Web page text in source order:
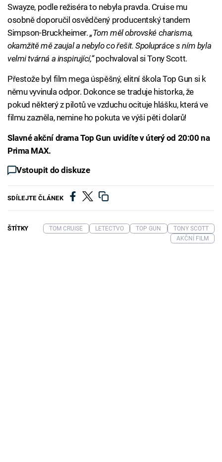
Swayze, podle režiséra to nebyla pravda. Cruise mu
osobně doporučil osvědčený producentský tandem
Simpson-Bruckheimer.„Tom měl obrovské charisma,
okamžitě mě zaujal a nebylo co řešit. Spolupráce s ním byla
velmi tvárná a inspirující,“pochvaloval si Tony Scott.
Přestože byl film mega úspěšný, elitní škola Top Gun si k
němu vyvinula odpor. Dokonce se traduje historka, že
pokud některý z pilotů ve vzduchu ocituje hlášku, která ve
filmu zazněla, nemine ho pokuta ve výši pěti dolarů!
Slavné akční drama Top Gun uvidíte v úterý od 20:00 na
Prima MAX.
Vstoupit do diskuze
SDÍLEJTE ČLÁNEK
ŠTÍTKY TOM CRUISE LETECTVO TOP GUN
TONY SCOTT
AKČNÍ FILM